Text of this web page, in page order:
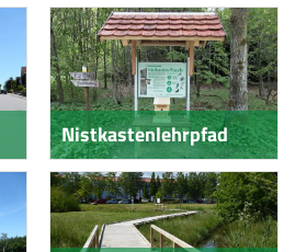
Nistkastenlehrpfad